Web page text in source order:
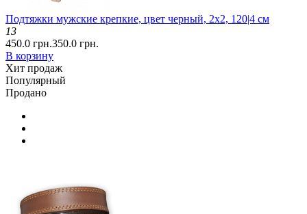
Подтяжки мужские крепкие, цвет черный, 2x2, 120|4 см
13
450.0 грн.350.0 грн.
В корзину
Хит продаж
Популярный
Продано